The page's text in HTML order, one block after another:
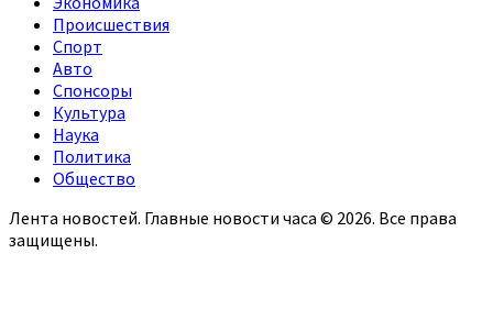
Происшествия
Спорт
Авто
Спонсоры
Культура
Наука
Политика
Общество
Лента новостей. Главные новости часа © 2026. Все права
защищены.